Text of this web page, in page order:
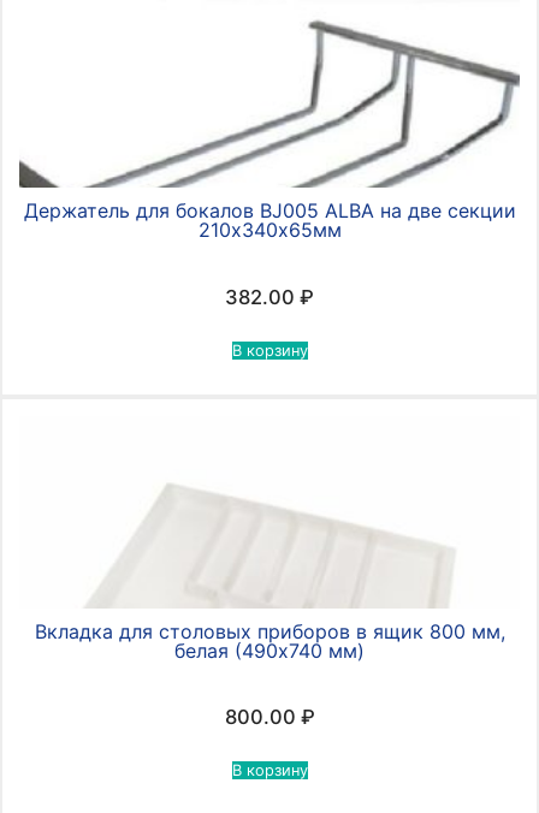
Держатель для бокалов BJ005 ALBA на две секции
210х340х65мм
382.00 ₽
В корзину
Вкладка для столовых приборов в ящик 800 мм,
белая (490х740 мм)
800.00 ₽
В корзину